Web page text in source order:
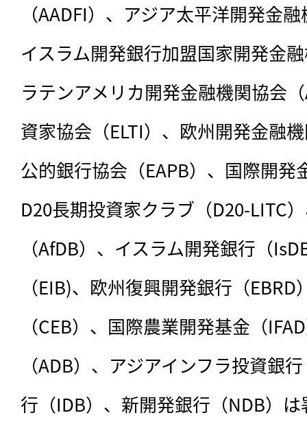
（AADFI）、アジア太平洋開発金
イスラム開発銀行加盟国家開発金
ラテンアメリカ開発金融機関協会
資家協会（ELTI）、欧州開発金融
公的銀行協会（EAPB）、国際開発
D20長期投資家クラブ（D20-LITC
（AfDB）、イスラム開発銀行（
（EIB)、欧州復興開発銀行（
（CEB）、国際農業開発基金（
（ADB）、アジアインフラ投資銀
行（IDB）、新開発銀行（NDB）